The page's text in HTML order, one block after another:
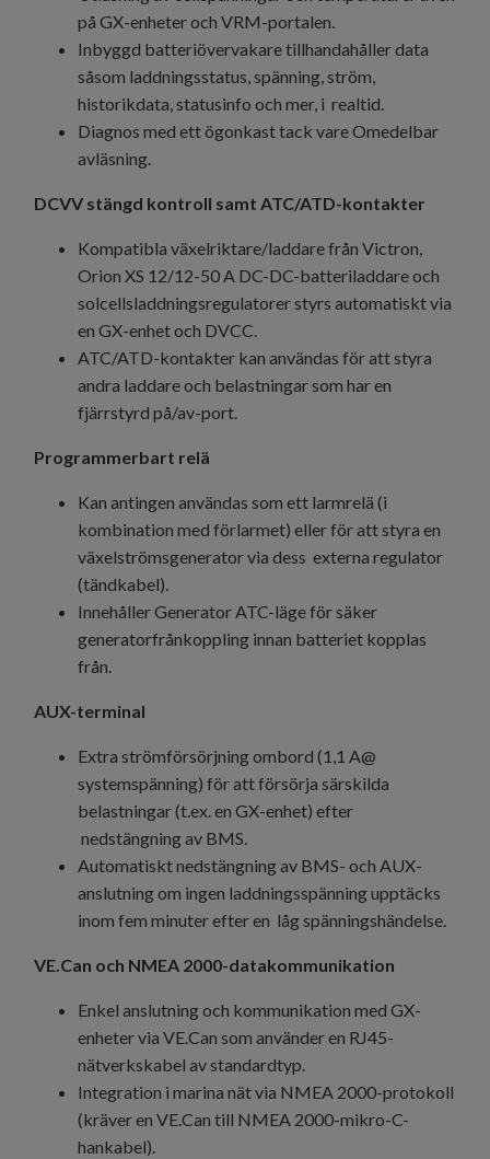
på GX-enheter och VRM-portalen.
Inbyggd batteriövervakare tillhandahåller data
såsom laddningsstatus, spänning, ström,
historikdata, statusinfo och mer, i realtid.
Diagnos med ett ögonkast tack vare Omedelbar
avläsning.
DCVV stängd kontroll samt ATC/ATD-kontakter
Kompatibla växelriktare/laddare från Victron,
Orion XS 12/12-50 A DC-DC-batteriladdare och
solcellsladdningsregulatorer styrs automatiskt via
en GX-enhet och DVCC.
ATC/ATD-kontakter kan användas för att styra
andra laddare och belastningar som har en
fjärrstyrd på/av-port.
Programmerbart relä
Kan antingen användas som ett larmrelä (i
kombination med förlarmet) eller för att styra en
växelströmsgenerator via dess externa regulator
(tändkabel).
Innehåller Generator ATC-läge för säker
generatorfrånkoppling innan batteriet kopplas
från.
AUX-terminal
Extra strömförsörjning ombord (1,1 A@
systemspänning) för att försörja särskilda
belastningar (t.ex. en GX-enhet) efter
nedstängning av BMS.
Automatiskt nedstängning av BMS- och AUX-
anslutning om ingen laddningsspänning upptäcks
inom fem minuter efter en låg spänningshändelse.
VE.Can och NMEA 2000-datakommunikation
Enkel anslutning och kommunikation med GX-
enheter via VE.Can som använder en RJ45-
nätverkskabel av standardtyp.
Integration i marina nät via NMEA 2000-protokoll
(kräver en VE.Can till NMEA 2000-mikro-C-
hankabel).